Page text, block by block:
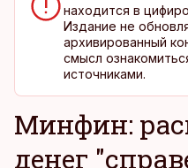
находится в
Издание не
архивированный
смысл
источниками.
Минфин:
денег